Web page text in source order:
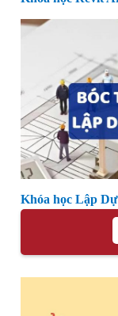
Khóa học Lập